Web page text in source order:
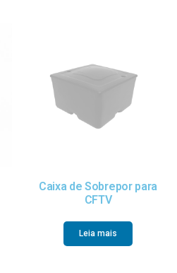
Caixa de Sobrepor para
CFTV
Leia mais